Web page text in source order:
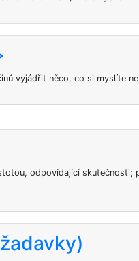
vyjádřit něco, co si myslíte
odpovídající skutečnosti;